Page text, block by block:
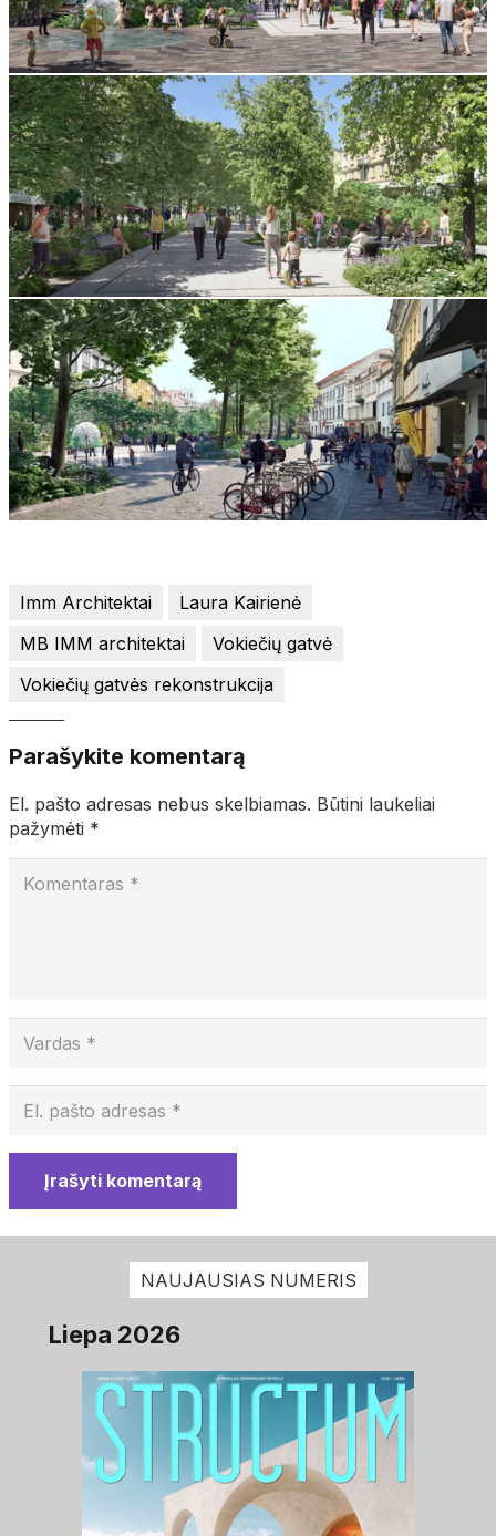
Imm Architektai
Laura Kairienė
MB IMM architektai
Vokiečių gatvė
Vokiečių gatvės rekonstrukcija
Parašykite komentarą
El. pašto adresas nebus skelbiamas. Būtini laukeliai
pažymėti *
Įrašyti komentarą
NAUJAUSIAS NUMERIS
Liepa 2026